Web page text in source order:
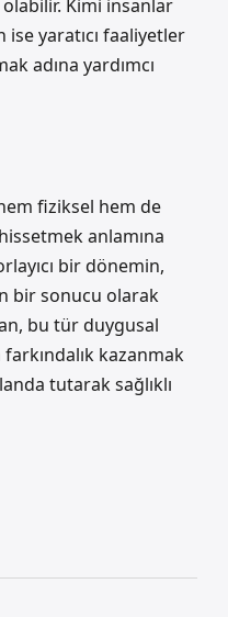
Kimi insanlar
yaratıcı faaliyetler
adına yardımcı
fiziksel hem de
anlamına
bir dönemin,
bir sonucu olarak
bu tür duygusal
kazanmak
tutarak sağlıklı